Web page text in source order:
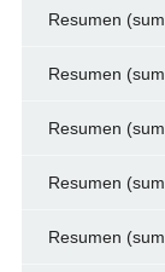
Resumen
Resumen
Resumen
Resumen
Resumen